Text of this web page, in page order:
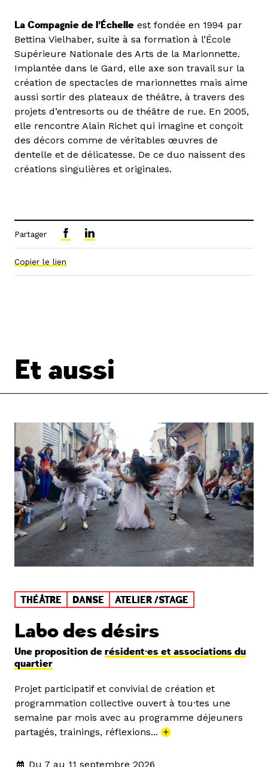
La Compagnie de l’Échelle est fondée en 1994 par
Bettina Vielhaber, suite à sa formation à l’École
Supérieure Nationale des Arts de la Marionnette.
Implantée dans le Gard, elle axe son travail sur la
création de spectacles de marionnettes mais aime
aussi sortir des plateaux de théâtre, à travers des
projets d’entresorts ou de théâtre de rue. En 2005,
elle rencontre Alain Richet qui imagine et conçoit
des décors comme de véritables œuvres de
dentelle et de délicatesse. De ce duo naissent des
créations singulières et originales.
Partager
Copier le lien
Et aussi
THÉÂTRE DANSE ATELIER /STAGE
Labo des désirs
Une proposition de résident·es et associations du
quartier
Projet participatif et convivial de création et
programmation collective ouvert à tou·tes une
semaine par mois avec au programme déjeuners
partagés, trainings, réflexions... +
Du 7 au 11 septembre 2026